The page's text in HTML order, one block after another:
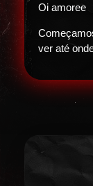
Oi amoree
ver até